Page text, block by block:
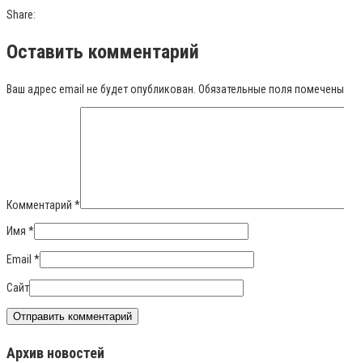
Share:
Оставить комментарий
Ваш адрес email не будет опубликован. Обязательные поля помечены
Комментарий *
Имя *
Email *
Сайт
Архив новостей